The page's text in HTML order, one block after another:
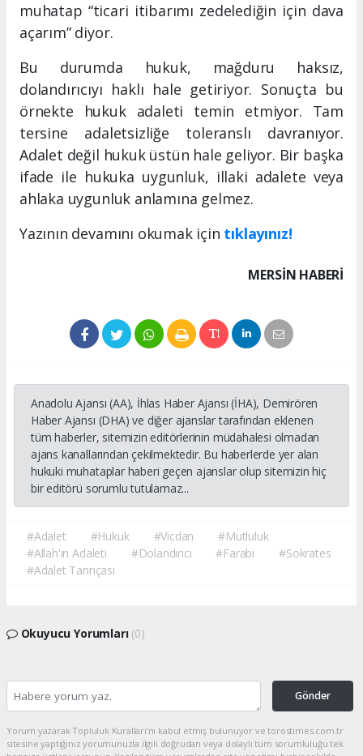
muhatap “ticari itibarımı zedelediğin için dava
açarım” diyor.
Bu durumda hukuk, mağduru haksız,
dolandırıcıyı haklı hale getiriyor. Sonuçta bu
örnekte hukuk adaleti temin etmiyor. Tam
tersine adaletsizliğe toleranslı davranıyor.
Adalet değil hukuk üstün hale geliyor. Bir başka
ifade ile hukuka uygunluk, illaki adalete veya
ahlaka uygunluk anlamına gelmez.
Yazının devamını okumak için tıklayınız!
MERSIN HABERİ
Anadolu Ajansı (AA), İhlas Haber Ajansı (İHA), Demirören
Haber Ajansı (DHA) ve diğer ajanslar tarafından eklenen
tüm haberler, sitemizin editörlerinin müdahalesi olmadan
ajans kanallarından çekilmektedir. Bu haberlerde yer alan
hukuki muhataplar haberi geçen ajanslar olup sitemizin hiç
bir editörü sorumlu tutulamaz...
#Adalet #Hukuk #Vicdan
#Mutluluk
#Allah'ın Adaleti
#Dolandırıcı #Farabi
#Sokrates
#Adalet Tanrıçası
Okuyucu Yorumları (0)
Gönder
Yorum yazarak Topluluk Kuralları’nı kabul etmiş bulunuyor ve torostimes.com.tr
sitesine yaptığınız yorumunuzla ilgili doğrudan veya dolaylı tüm sorumluluğu tek